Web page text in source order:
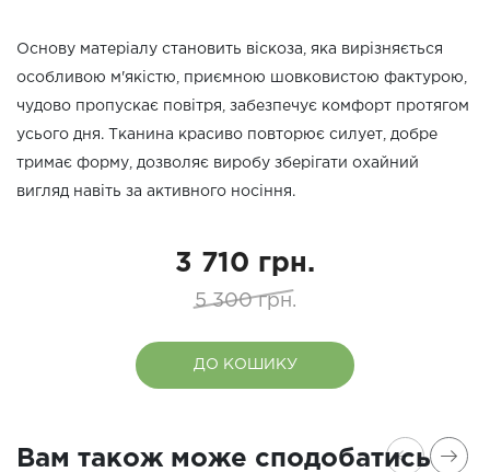
Основу матеріалу становить віскоза, яка вирізняється
особливою м'якістю, приємною шовковистою фактурою,
чудово пропускає повітря, забезпечує комфорт протягом
усього дня. Тканина красиво повторює силует, добре
тримає форму, дозволяє виробу зберігати охайний
вигляд навіть за активного носіння.
3 710 грн.
5 300 грн.
ДО КОШИКУ
Вам також може сподобатись